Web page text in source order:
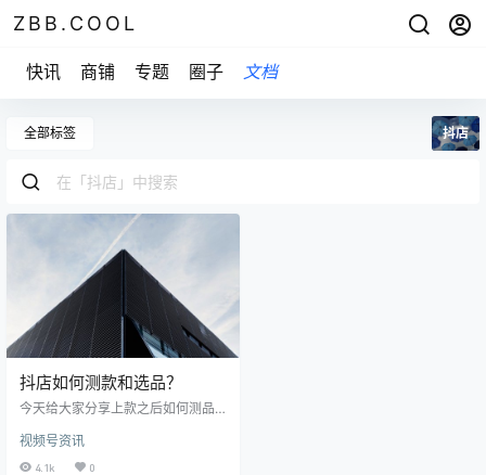
ZBB.COOL
快讯 商铺 专题 圈子 文档
全部标签 抖店
抖店如何测款和选品？
今天给大家分享上款之后如何测品
难出单的，你要多上一点品，至少
一天上10-20个，店铺 产品要有一
视频号资讯
4.1k 0